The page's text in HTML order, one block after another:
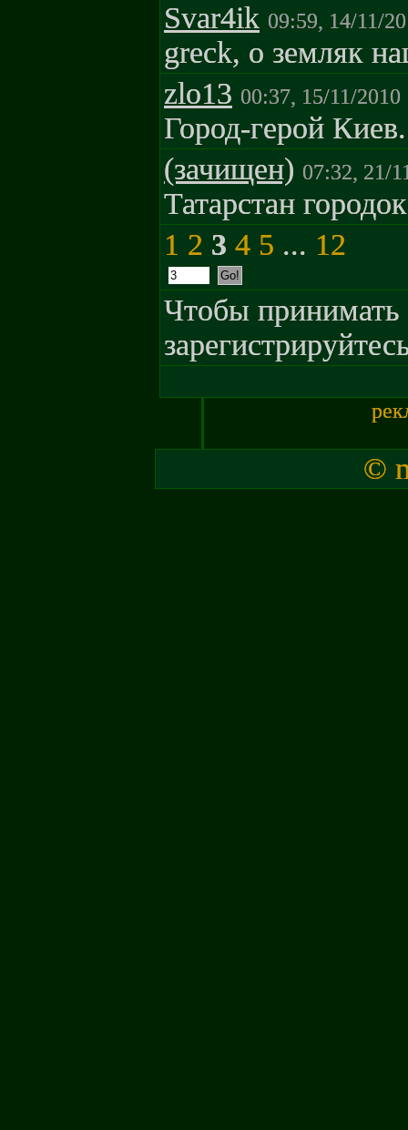
Svar4ik 09:59, 14/11/
greck, о земляк
zlo13 00:37, 15/11/2010
Город-герой Киев.
(зачищен) 07:32, 21/
Татарстан
1 2 3 4 5 ... 12
Чтобы принимать
©